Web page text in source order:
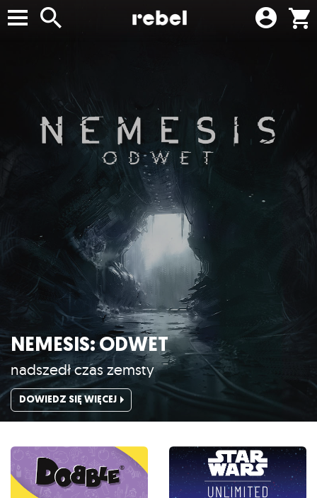
NEMESIS: ODWET
nadszedł czas zemsty
DOWIEDZ SIĘ WIĘCEJ